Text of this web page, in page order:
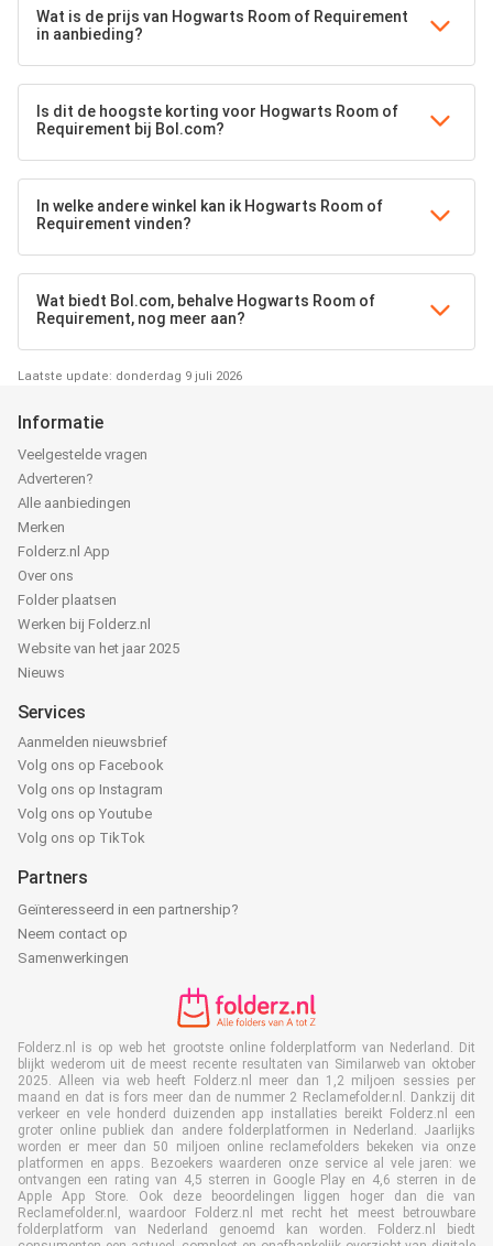
Wat is de prijs van Hogwarts Room of Requirement
in aanbieding?
Is dit de hoogste korting voor Hogwarts Room of
Requirement bij Bol.com?
In welke andere winkel kan ik Hogwarts Room of
Requirement vinden?
Wat biedt Bol.com, behalve Hogwarts Room of
Requirement, nog meer aan?
Laatste update: donderdag 9 juli 2026
Informatie
Veelgestelde vragen
Adverteren?
Alle aanbiedingen
Merken
Folderz.nl App
Over ons
Folder plaatsen
Werken bij Folderz.nl
Website van het jaar 2025
Nieuws
Services
Aanmelden nieuwsbrief
Volg ons op Facebook
Volg ons op Instagram
Volg ons op Youtube
Volg ons op TikTok
Partners
Geïnteresseerd in een partnership?
Neem contact op
Samenwerkingen
Folderz.nl is op web het grootste online folderplatform van Nederland. Dit
blijkt wederom uit de meest recente resultaten van Similarweb van oktober
2025. Alleen via web heeft Folderz.nl meer dan 1,2 miljoen sessies per
maand en dat is fors meer dan de nummer 2 Reclamefolder.nl. Dankzij dit
verkeer en vele honderd duizenden app installaties bereikt Folderz.nl een
groter online publiek dan andere folderplatformen in Nederland. Jaarlijks
worden er meer dan 50 miljoen online reclamefolders bekeken via onze
platformen en apps. Bezoekers waarderen onze service al vele jaren: we
ontvangen een rating van 4,5 sterren in Google Play en 4,6 sterren in de
Apple App Store. Ook deze beoordelingen liggen hoger dan die van
Reclamefolder.nl, waardoor Folderz.nl met recht het meest betrouwbare
folderplatform van Nederland genoemd kan worden. Folderz.nl biedt